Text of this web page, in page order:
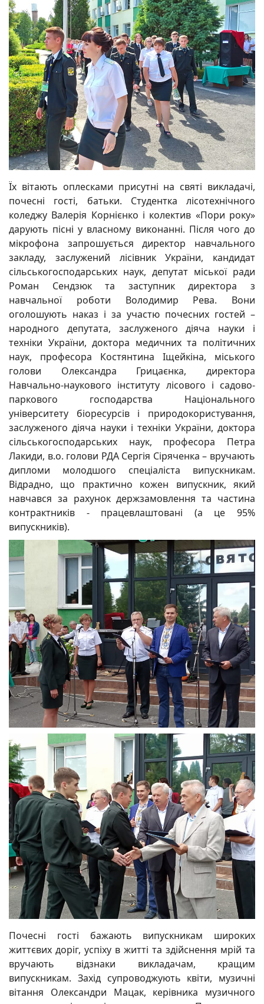
Їх вітають оплесками присутні на святі викладачі,
почесні гості, батьки. Студентка лісотехнічного
коледжу Валерія Корнієнко і колектив «Пори року»
дарують пісні у власному виконанні. Після чого до
мікрофона запрошується директор навчального
закладу, заслужений лісівник України, кандидат
сільськогосподарських наук, депутат міської ради
Роман Сендзюк та заступник директора з
навчальної роботи Володимир Рева. Вони
оголошують наказ і за участю почесних гостей –
народного депутата, заслуженого діяча науки і
техніки України, доктора медичних та політичних
наук, професора Костянтина Іщейкіна, міського
голови Олександра Грицаєнка, директора
Навчально-наукового інституту лісового і садово-
паркового господарства Національного
університету біоресурсів і природокористування,
заслуженого діяча науки і техніки України, доктора
сільськогосподарських наук, професора Петра
Лакиди, в.о. голови РДА Сергія Сіряченка – вручають
дипломи молодшого спеціаліста випускникам.
Відрадно, що практично кожен випускник, який
навчався за рахунок держзамовлення та частина
контрактників - працевлаштовані (а це 95%
випускників).
Почесні гості бажають випускникам широких
життєвих доріг, успіху в житті та здійснення мрій та
вручають відзнаки викладачам, кращим
випускникам. Захід супроводжують квіти, музичні
вітання Олександри Мацак, керівника музичного